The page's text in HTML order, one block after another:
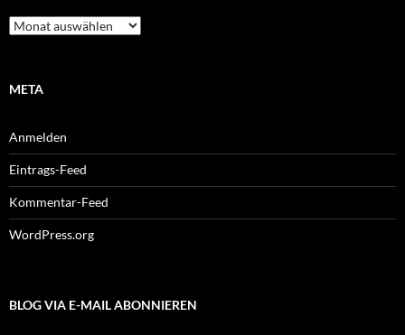
Archiv
META
Anmelden
Eintrags-Feed
Kommentar-Feed
WordPress.org
BLOG VIA E-MAIL ABONNIEREN